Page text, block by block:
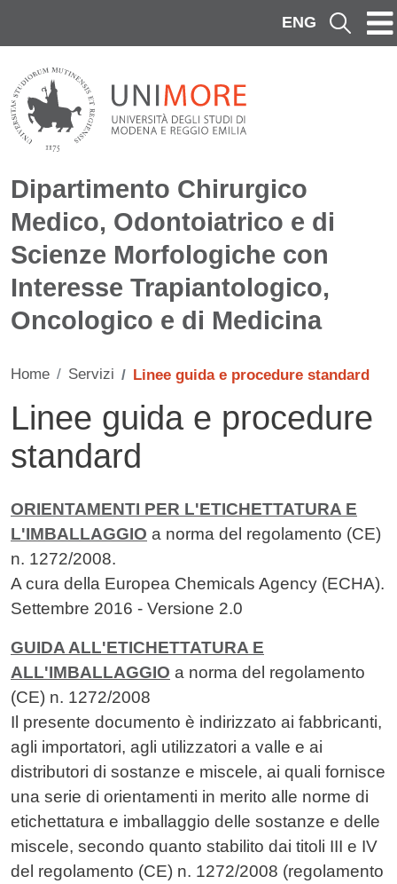
ENG Cerca
Dipartimento Chirurgico
Medico, Odontoiatrico e di
Scienze Morfologiche con
Interesse Trapiantologico,
Oncologico e di Medicina
Home Servizi Linee guida e procedure standard
Linee guida e procedure
standard
Contenuto
ORIENTAMENTI PER L'ETICHETTATURA E
L'IMBALLAGGIO a norma del regolamento (CE)
n. 1272/2008.
A cura della Europea Chemicals Agency (ECHA).
Settembre 2016 - Versione 2.0
GUIDA ALL'ETICHETTATURA E
ALL'IMBALLAGGIO a norma del regolamento
(CE) n. 1272/2008
Il presente documento è indirizzato ai fabbricanti,
agli importatori, agli utilizzatori a valle e ai
distributori di sostanze e miscele, ai quali fornisce
una serie di orientamenti in merito alle norme di
etichettatura e imballaggio delle sostanze e delle
miscele, secondo quanto stabilito dai titoli III e IV
del regolamento (CE) n. 1272/2008 (regolamento